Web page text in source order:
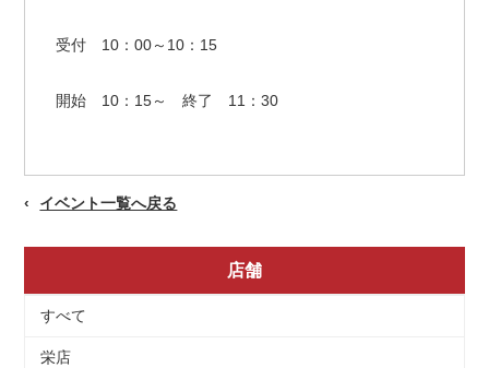
受付 10：00～10：15
開始 10：15～ 終了 11：30
イベント一覧へ戻る
店舗
すべて
栄店